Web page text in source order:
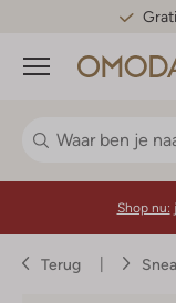
Menu
Shop nu:
Terug